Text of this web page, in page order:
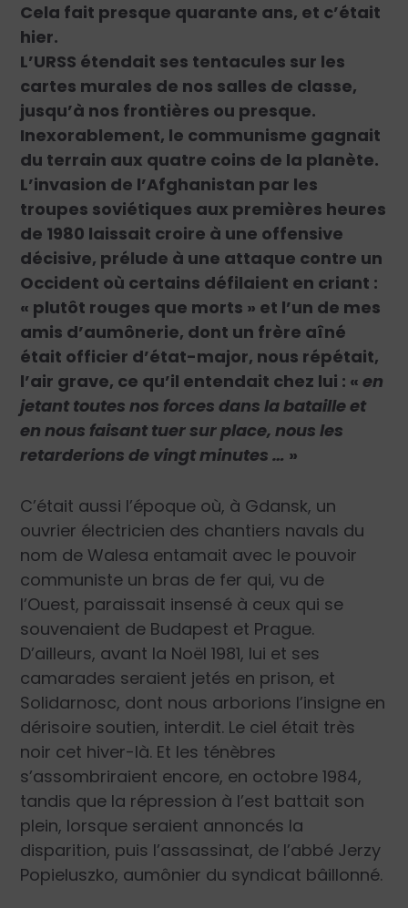
Cela fait presque quarante ans, et c’était
hier.
L’URSS étendait ses tentacules sur les
cartes murales de nos salles de classe,
jusqu’à nos frontières ou presque.
Inexorablement, le communisme gagnait
du terrain aux quatre coins de la planète.
L’invasion de l’Afghanistan par les
troupes soviétiques aux premières heures
de 1980 laissait croire à une offensive
décisive, prélude à une attaque contre un
Occident où certains défilaient en criant :
« plutôt rouges que morts » et l’un de mes
amis d’aumônerie, dont un frère aîné
était officier d’état-major, nous répétait,
l’air grave, ce qu’il entendait chez lui : «en
jetant toutes nos forces dans la bataille et
en nous faisant tuer sur place, nous les
retarderions de vingt minutes … »
C’était aussi l’époque où, à Gdansk, un
ouvrier électricien des chantiers navals du
nom de Walesa entamait avec le pouvoir
communiste un bras de fer qui, vu de
l’Ouest, paraissait insensé à ceux qui se
souvenaient de Budapest et Prague.
D’ailleurs, avant la Noël 1981, lui et ses
camarades seraient jetés en prison, et
Solidarnosc, dont nous arborions l’insigne en
dérisoire soutien, interdit. Le ciel était très
noir cet hiver-là. Et les ténèbres
s’assombriraient encore, en octobre 1984,
tandis que la répression à l’est battait son
plein, lorsque seraient annoncés la
disparition, puis l’assassinat, de l’abbé Jerzy
Popieluszko, aumônier du syndicat bâillonné.